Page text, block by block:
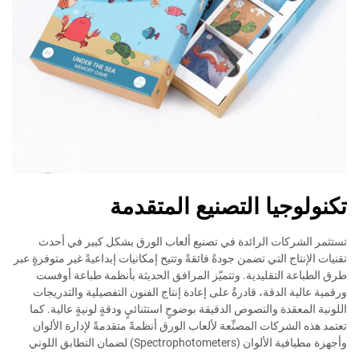
تكنولوجيا التصنيع المتقدمة
تستثمر الشركات الرائدة في تصنيع ألعاب الورق بشكل كبير في أحدث
تقنيات الإنتاج التي تضمن جودةً فائقةً وتتيح إمكانيات إبداعيةً غير متوفرةٍ عبر
طرق الطباعة التقليدية. وتتميّز المرافق الحديثة بأنظمة طباعة أوفست
ورقمية عالية الدقة، قادرةٌ على إعادة إنتاج الفنون التفصيلية والتدريجات
اللونية المعقدة والنصوص الدقيقة بوضوحٍ استثنائيٍ ودقةٍ لونيةٍ عالية. كما
تعتمد هذه الشركات المصنِّعة لألعاب الورق أنظمةً متقدمةً لإدارة الألوان
وأجهزة مطيافية الألوان (Spectrophotometers) لضمان التطابق اللوني